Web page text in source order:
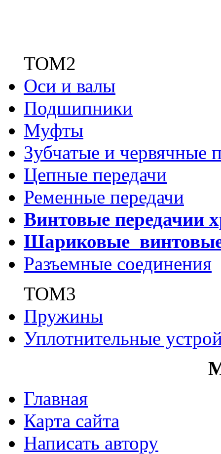
ТОМ2
Оси и валы
Подшипники
Муфты
Зубчатые и червячные
Цепные передачи
Ременные передачи
Винтовые передачии
Шариковые
Разъемные соединения
ТОМ3
Пружины
Уплотнительные
Главная
Карта сайта
Написать автору